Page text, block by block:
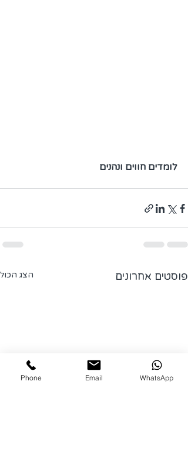
לומדים חווים ונהנים
פוסטים אחרונים הצג הכול
Phone Email WhatsApp